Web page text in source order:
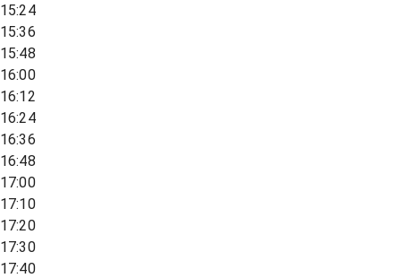
15:24
15:36
15:48
16:00
16:12
16:24
16:36
16:48
17:00
17:10
17:20
17:30
17:40